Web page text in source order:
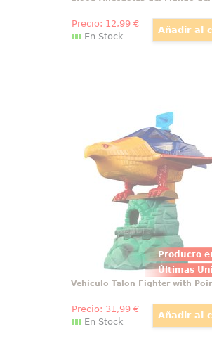
Precio: 12,99€
En Stock
Producto
Últimas
Vehículo Talon Fighter
¡Llegó el momento de
batalla de los
Universo! Con el
vehículo Talon Fighter con
Dread de la serie "Masters
Universe Origins" de
podrás transportar a tus
de acción
Vehículo Talon Fighter with
Precio: 31 ,99€
En Stock